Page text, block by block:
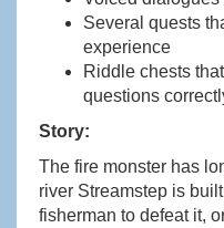
Several quests
experience
Riddle chests
questions
Story:
The fire monster has
river Streamstep is
fisherman to defeat it,